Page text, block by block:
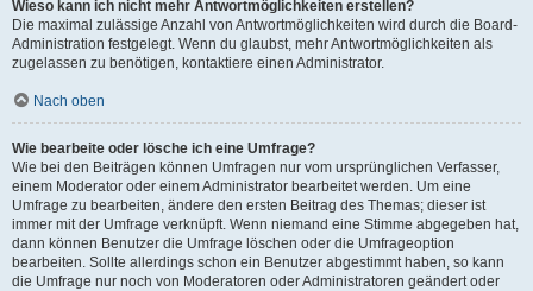
Wieso kann ich nicht mehr Antwortmöglichkeiten erstellen?
Die maximal zulässige Anzahl von Antwortmöglichkeiten wird durch die Board-
Administration festgelegt. Wenn du glaubst, mehr Antwortmöglichkeiten als
zugelassen zu benötigen, kontaktiere einen Administrator.
Nach oben
Wie bearbeite oder lösche ich eine Umfrage?
Wie bei den Beiträgen können Umfragen nur vom ursprünglichen Verfasser,
einem Moderator oder einem Administrator bearbeitet werden. Um eine
Umfrage zu bearbeiten, ändere den ersten Beitrag des Themas; dieser ist
immer mit der Umfrage verknüpft. Wenn niemand eine Stimme abgegeben hat,
dann können Benutzer die Umfrage löschen oder die Umfrageoption
bearbeiten. Sollte allerdings schon ein Benutzer abgestimmt haben, so kann
die Umfrage nur noch von Moderatoren oder Administratoren geändert oder